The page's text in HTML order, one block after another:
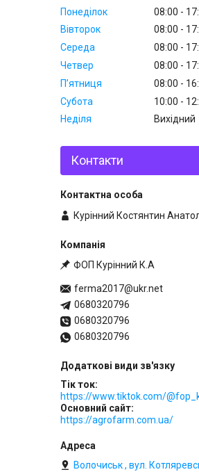
Понеділок 08:00
Вівторок
08:00
Середа
08:00
Четвер
08:00
Пʼятниця
08:00
Субота
10:00
Неділя
Вихідний
Контакти
Курінний Костянтин
ФОП Курінний К.А
ferma2017@ukr.net
0680320796
0680320796
0680320796
Тік ток
https://www.tiktok.com/
Основний сайт
https://agrofarm.com.ua/
Волочиськ , вул.